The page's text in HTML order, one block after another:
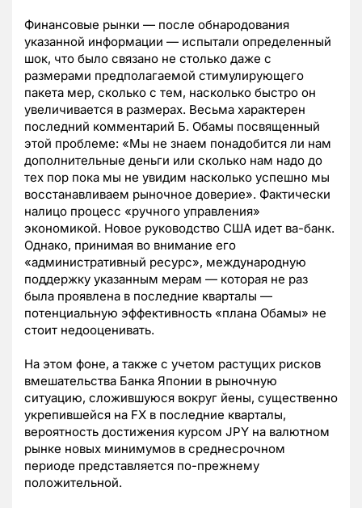
Финансовые рынки — после обнародования
указанной информации — испытали определенный
шок, что было связано не столько даже с
размерами предполагаемой стимулирующего
пакета мер, сколько с тем, насколько быстро он
увеличивается в размерах. Весьма характерен
последний комментарий Б. Обамы посвященный
этой проблеме: «Мы не знаем понадобится ли нам
дополнительные деньги или сколько нам надо до
тех пор пока мы не увидим насколько успешно мы
восстанавливаем рыночное доверие». Фактически
налицо процесс «ручного управления»
экономикой. Новое руководство США идет ва-банк.
Однако, принимая во внимание его
«административный ресурс», международную
поддержку указанным мерам — которая не раз
была проявлена в последние кварталы —
потенциальную эффективность «плана Обамы» не
стоит недооценивать.
На этом фоне, а также с учетом растущих рисков
вмешательства Банка Японии в рыночную
ситуацию, сложившуюся вокруг йены, существенно
укрепившейся на FX в последние кварталы,
вероятность достижения курсом JPY на валютном
рынке новых минимумов в среднесрочном
периоде представляется по-прежнему
положительной.